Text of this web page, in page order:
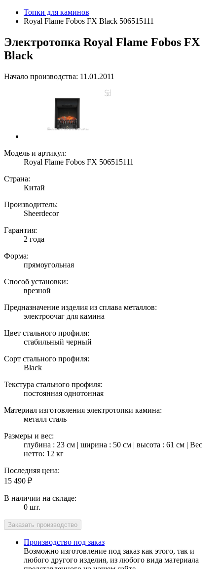
Топки для каминов
Royal Flame Fobos FX Black 506515111
Электротопка Royal Flame Fobos FX
Black
Начало производства: 11.01.2011
Модель и артикул:
Royal Flame Fobos FX 506515111
Страна:
Китай
Производитель:
Sheerdecor
Гарантия:
2 года
Форма:
прямоугольная
Способ установки:
врезной
Предназначение изделия из сплава металлов:
электроочаг для камина
Цвет стального профиля:
стабильный черный
Сорт стального профиля:
Black
Текстура стального профиля:
постоянная однотонная
Материал изготовления электротопки камина:
металл сталь
Размеры и вес:
глубина : 23 см | ширина : 50 см | высота : 61 см | Вес
нетто: 12 кг
Последняя цена:
15 490 ₽
В наличии на складе:
0 шт.
Производство под заказ
Возможно изготовление под заказ как этого, так и
любого другого изделия, из любого вида материала